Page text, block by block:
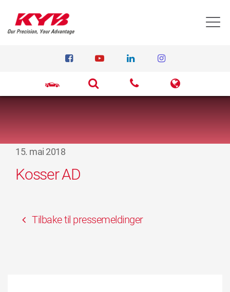
15. mai 2018
Kosser AD
Tilbake til pressemeldinger